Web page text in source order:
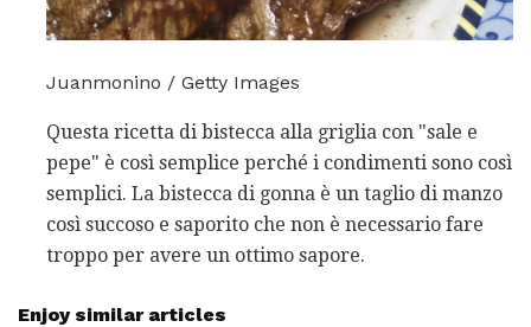
Juanmonino / Getty Images
Questa ricetta di bistecca alla griglia con "sale e
pepe" è così semplice perché i condimenti sono così
semplici. La bistecca di gonna è un taglio di manzo
così succoso e saporito che non è necessario fare
troppo per avere un ottimo sapore.
Enjoy similar articles